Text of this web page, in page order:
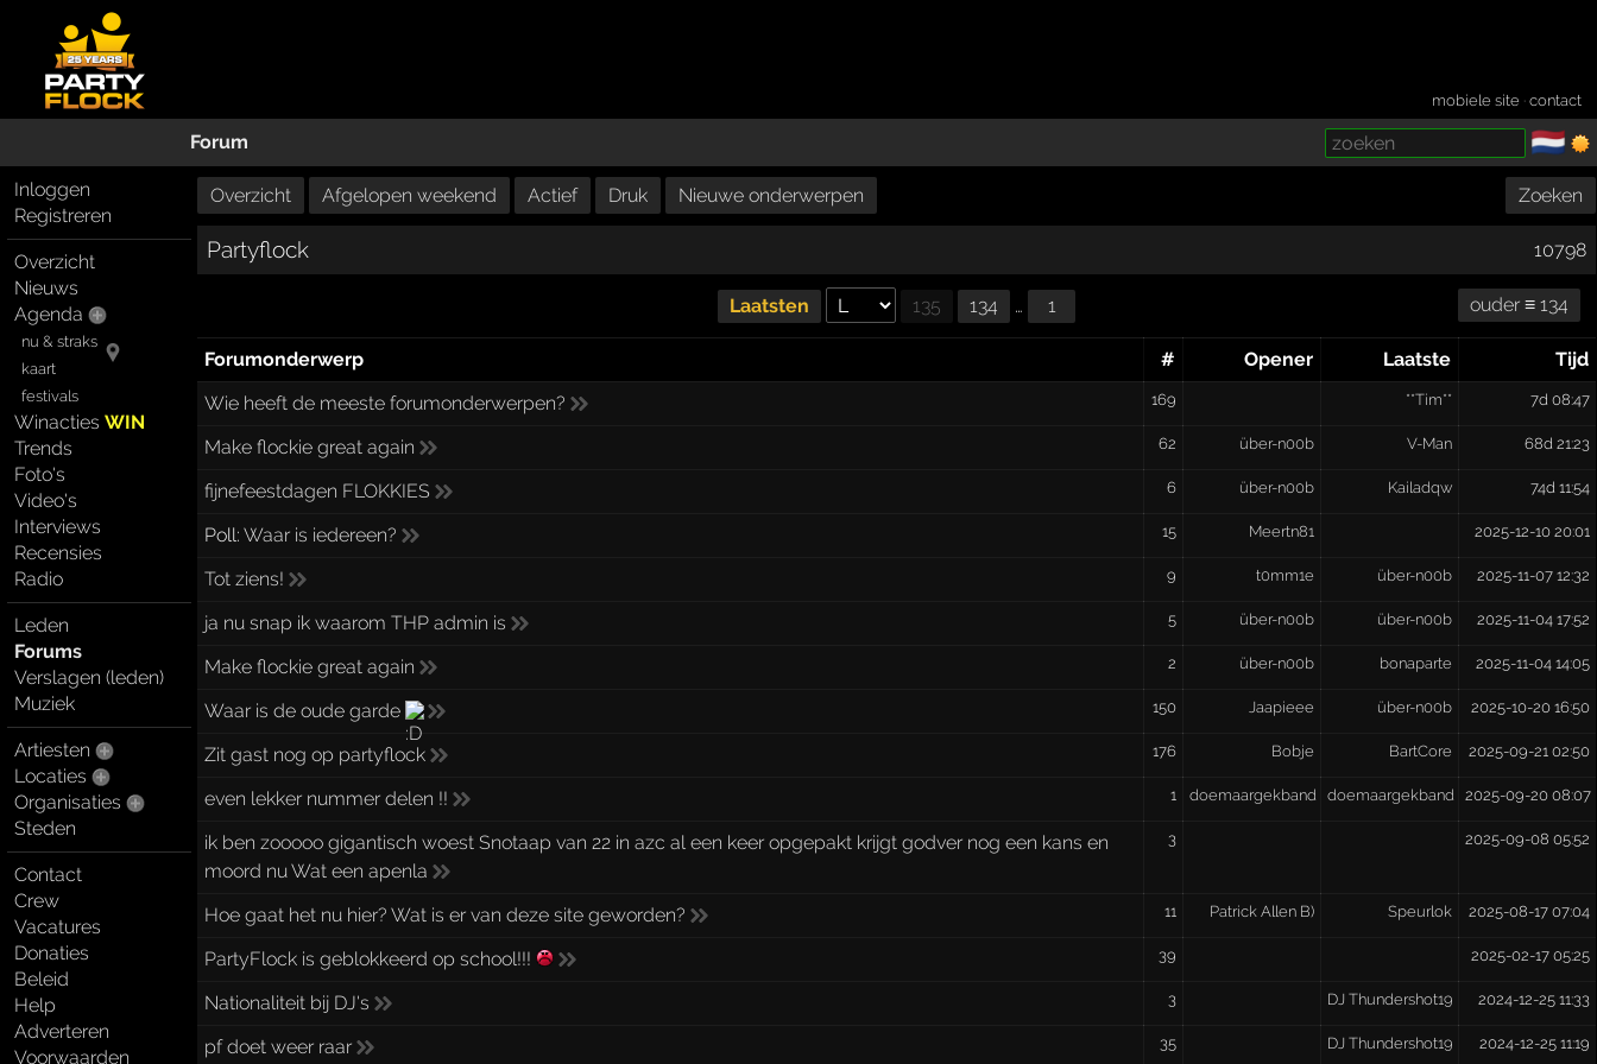
mobiele site ·contact
Forum 🇳🇱
Inloggen
Registreren
Overzicht
Nieuws
Agenda
nu & straks
kaart
festivals
WinactiesWIN
Trends
Foto's
Video's
Interviews
Recensies
Radio
Leden
Forums
Verslagen (leden)
Muziek
Artiesten
Locaties
Organisaties
Steden
Contact
Crew
Vacatures
Donaties
Beleid
Help
Adverteren
Voorwaarden
Overzicht Afgelopen weekend Actief Druk Nieuwe onderwerpen Zoeken
Partyflock 10798
Laatsten 135 134 … 1 ouder ≡ 134
Forumonderwerp # Opener Laatste
Tijd
Wie heeft de meeste forumonderwerpen?
169 **Tim** 7d 08:47
Make flockie great again 62 über-n00b V-Man 68d 21:23
fijnefeestdagen FLOKKIES 6 über-n00b Kailadqw 74d 11:54
Poll:Waar is iedereen? 15 Meertn81 2025-12-10 20:01
Tot ziens! 9 t0mm1e über-n00b 2025-11-07 12:32
ja nu snap ik waarom THP admin is 5 über-n00b über-n00b 2025-11-04 17:52
Make flockie great again 2 über-n00b bonaparte 2025-11-04 14:05
Waar is de oude garde 150 Jaapieee über-n00b 2025-10-20 16:50
Zit gast nog op partyflock 176 Bobje BartCore 2025-09-21 02:50
even lekker nummer delen !! 1 doemaargekband doemaargekband 2025-09-20 08:07
ik ben zooooo gigantisch woest Snotaap van 22 in azc al een keer opgepakt krijgt godver nog een kans en
moord nu Wat een apenla
3 2025-09-08 05:52
Hoe gaat het nu hier? Wat is er van deze site geworden? 11 Patrick Allen B) Speurlok 2025-08-17 07:04
PartyFlock is geblokkeerd op school!!! 39 2025-02-17 05:25
Nationaliteit bij DJ's 3 DJ Thundershot19 2024-12-25 11:33
pf doet weer raar 35 DJ Thundershot19 2024-12-25 11:19